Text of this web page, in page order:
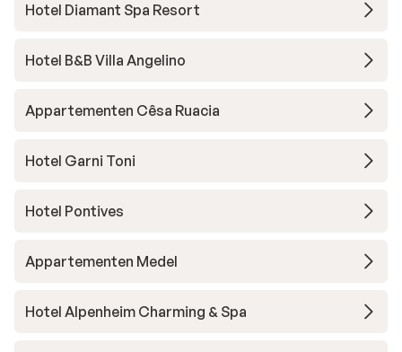
Hotel Diamant Spa Resort
Hotel B&B Villa Angelino
Appartementen Cêsa Ruacia
Hotel Garni Toni
Hotel Pontives
Appartementen Medel
Hotel Alpenheim Charming & Spa